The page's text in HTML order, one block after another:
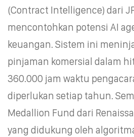
(Contract Intelligence) dari
mencontohkan potensi AI
keuangan. Sistem ini
pinjaman komersial dalam
360.000 jam waktu
diperlukan setiap tahun.
Medallion Fund dari
yang didukung oleh